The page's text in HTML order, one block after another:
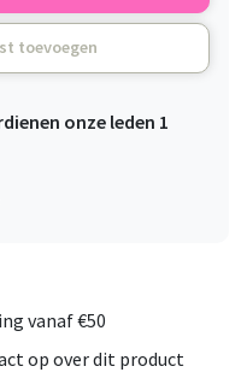
toevoegen
onze leden 1
vanaf €50
op over dit product